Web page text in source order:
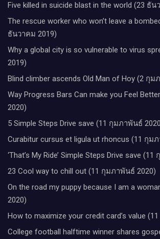
Five killed in suicide blast in the world (23 ธัน
The rescue worker who won’t leave a
ธันวาคม 2019)
Why a global city is so vulnerable to virus
2019)
Blind climber ascends Old Man of Hoy (2 กุม
Way Progress Bars Can make you Feel
2020)
5 Simple Steps Drive save (11 กุมภาพันธ์
Curabitur cursus et ligula ut rhoncus (11 กุม
‘That’s My Ride’ Simple Steps Drive save
23 Cool way to chill out (11 กุมภาพันธ์ 2020)
On the road my puppy because I am a
2020)
How to maximize your credit card’s value
College football halftime winner shares